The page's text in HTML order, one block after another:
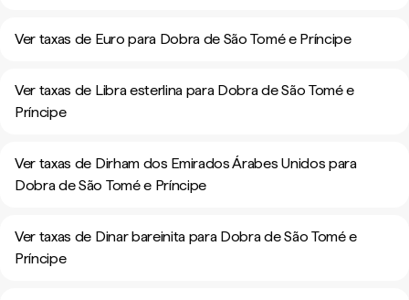
Ver taxas de Euro para Dobra de São Tomé e Príncipe
Ver taxas de Libra esterlina para Dobra de São Tomé e
Príncipe
Ver taxas de Dirham dos Emirados Árabes Unidos para
Dobra de São Tomé e Príncipe
Ver taxas de Dinar bareinita para Dobra de São Tomé e
Príncipe